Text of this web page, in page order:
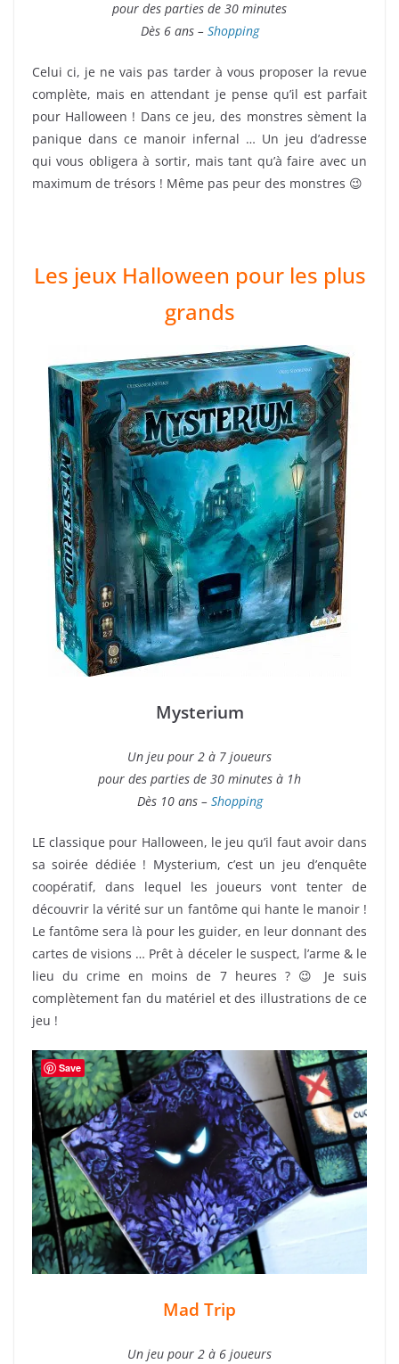
pour des parties de 30 minutes
Dès 6 ans – Shopping
Celui ci, je ne vais pas tarder à vous proposer la revue
complète, mais en attendant je pense qu’il est parfait
pour Halloween ! Dans ce jeu, des monstres sèment la
panique dans ce manoir infernal … Un jeu d’adresse
qui vous obligera à sortir, mais tant qu’à faire avec un
maximum de trésors ! Même pas peur des monstres 😉
Les jeux Halloween pour les plus
grands
Mysterium
Un jeu pour 2 à 7 joueurs
pour des parties de 30 minutes à 1h
Dès 10 ans – Shopping
LE classique pour Halloween, le jeu qu’il faut avoir dans
sa soirée dédiée ! Mysterium, c’est un jeu d’enquête
coopératif, dans lequel les joueurs vont tenter de
découvrir la vérité sur un fantôme qui hante le manoir !
Le fantôme sera là pour les guider, en leur donnant des
cartes de visions … Prêt à déceler le suspect, l’arme & le
lieu du crime en moins de 7 heures ? 😉 Je suis
complètement fan du matériel et des illustrations de ce
jeu !
Mad Trip
Un jeu pour 2 à 6 joueurs
Save